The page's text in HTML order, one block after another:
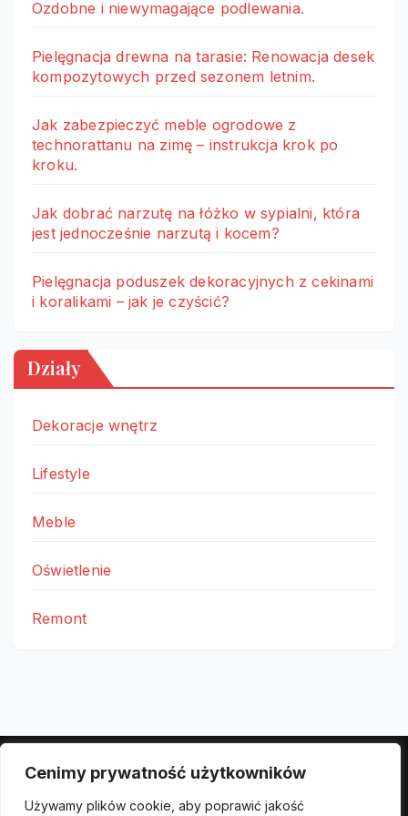
Cenimy prywatność użytkowników
Używamy plików cookie, aby poprawić jakość
Ozdobne i niewymagające podlewania.
Pielęgnacja drewna na tarasie: Renowacja desek
kompozytowych przed sezonem letnim.
Jak zabezpieczyć meble ogrodowe z
technorattanu na zimę – instrukcja krok po
kroku.
Jak dobrać narzutę na łóżko w sypialni, która
jest jednocześnie narzutą i kocem?
Pielęgnacja poduszek dekoracyjnych z cekinami
i koralikami – jak je czyścić?
Działy
Dekoracje wnętrz
Lifestyle
Meble
Oświetlenie
Remont
Polityka prywatności